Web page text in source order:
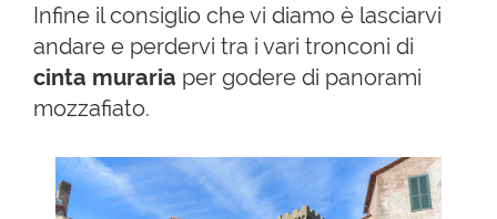
Infine il consiglio che vi diamo è lasciarvi
andare e perdervi tra i vari tronconi di
cinta muraria per godere di panorami
mozzafiato.